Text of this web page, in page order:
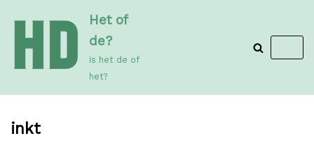
de
inhoud
Het of
de?
Is het de of
het?
inkt